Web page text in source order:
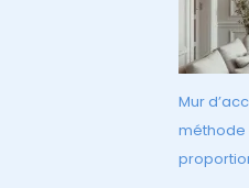
Mur
méthode